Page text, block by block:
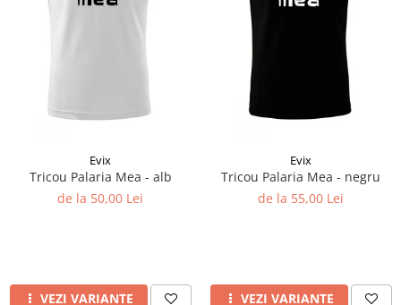
Evix
Tricou Palaria Mea - alb
de la 50,00 Lei
VEZI VARIANTE
Evix
Tricou Palaria Mea - negru
de la 55,00 Lei
VEZI VARIANTE